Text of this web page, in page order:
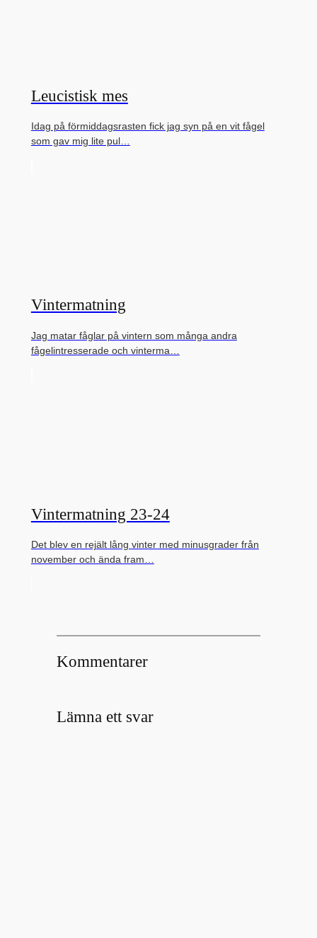
Leucistisk mes
Idag på förmiddagsrasten fick jag syn på en vit fågel
som gav mig lite pul…
Vintermatning
Jag matar fåglar på vintern som många andra
fågelintresserade och vinterma…
Vintermatning 23-24
Det blev en rejält lång vinter med minusgrader från
november och ända fram…
Kommentarer
Lämna ett svar